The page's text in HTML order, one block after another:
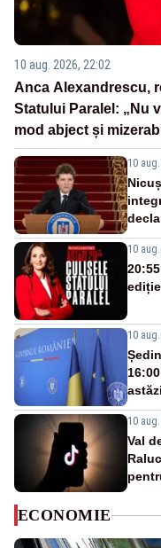
10 aug. 2026, 22:02
Anca Alexandrescu,
Statului Paralel: „Nu
mod abject și
10
10
10
10
Val
ECONOMIE